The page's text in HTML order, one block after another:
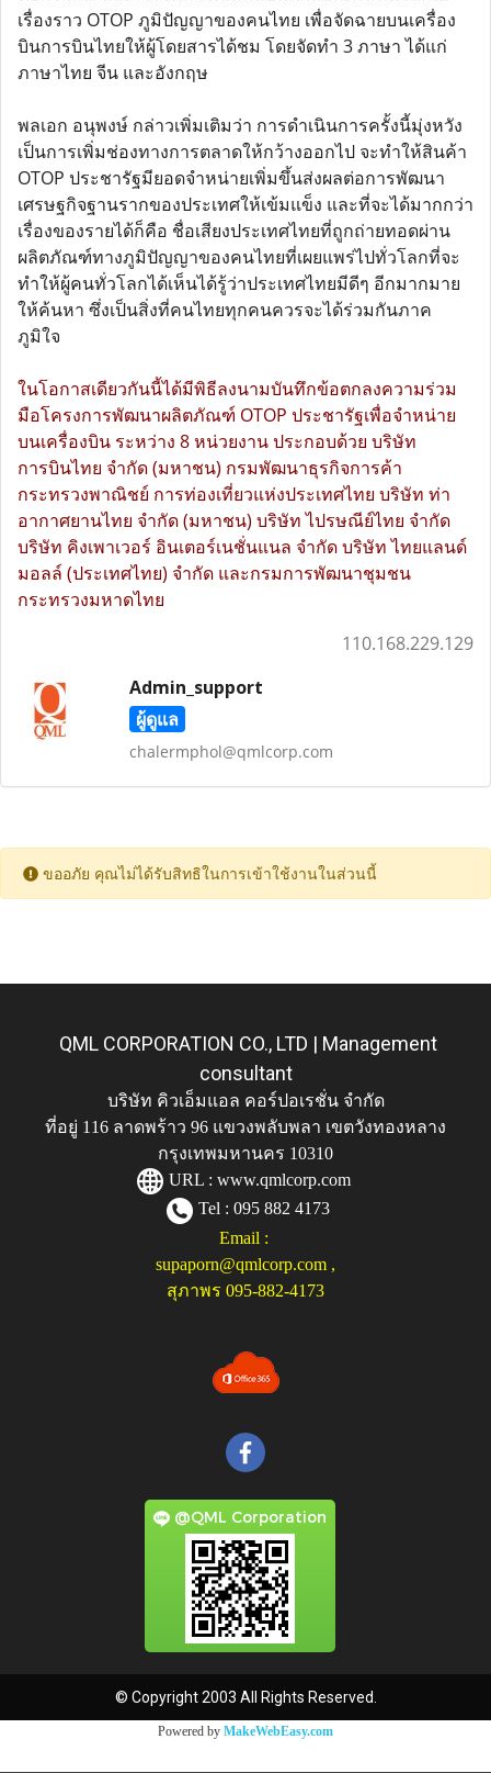
เรื่องราว OTOP ภูมิปัญญาของคนไทย เพื่อจัดฉายบนเครื่อง
บินการบินไทยให้ผู้โดยสารได้ชม โดยจัดทำ 3 ภาษา ได้แก่
ภาษาไทย จีน และอังกฤษ
พลเอก อนุพงษ์ กล่าวเพิ่มเติมว่า การดำเนินการครั้งนี้มุ่งหวัง
เป็นการเพิ่มช่องทางการตลาดให้กว้างออกไป จะทำให้สินค้า
OTOP ประชารัฐมียอดจำหน่ายเพิ่มขึ้นส่งผลต่อการพัฒนา
เศรษฐกิจฐานรากของประเทศให้เข้มแข็ง และที่จะได้มากกว่า
เรื่องของรายได้ก็คือ ชื่อเสียงประเทศไทยที่ถูกถ่ายทอดผ่าน
ผลิตภัณฑ์ทางภูมิปัญญาของคนไทยที่เผยแพร่ไปทั่วโลกที่จะ
ทำให้ผู้คนทั่วโลกได้เห็นได้รู้ว่าประเทศไทยมีดีๆ อีกมากมาย
ให้ค้นหา ซึ่งเป็นสิ่งที่คนไทยทุกคนควรจะได้ร่วมกันภาค
ภูมิใจ
ในโอกาสเดียวกันนี้ได้มีพิธีลงนามบันทึกข้อตกลงความร่วม
มือโครงการพัฒนาผลิตภัณฑ์ OTOP ประชารัฐเพื่อจำหน่าย
บนเครื่องบิน ระหว่าง 8 หน่วยงาน ประกอบด้วย บริษัท
การบินไทย จำกัด (มหาชน) กรมพัฒนาธุรกิจการค้า
กระทรวงพาณิชย์ การท่องเที่ยวแห่งประเทศไทย บริษัท ท่า
อากาศยานไทย จำกัด (มหาชน) บริษัท ไปรษณีย์ไทย จำกัด
บริษัท คิงเพาเวอร์ อินเตอร์เนชั่นแนล จำกัด บริษัท ไทยแลนด์
มอลล์ (ประเทศไทย) จำกัด และกรมการพัฒนาชุมชน
กระทรวงมหาดไทย
110.168.229.129
Admin_support
ผู้ดูแล
chalermphol@qmlcorp.com
ขออภัย คุณไม่ได้รับสิทธิในการเข้าใช้งานในส่วนนี้
QML CORPORATION CO., LTD | Management
consultant
บริษัท คิวเอ็มแอล คอร์ปอเรชั่น จำกัด
ที่อยู่ 116 ลาดพร้าว 96 แขวงพลับพลา เขตวังทองหลาง
กรุงเทพมหานคร 10310
URL : www.qmlcorp.com
Tel : 095 882 4173
Email :
supaporn@qmlcorp.com ,
สุภาพร 095-882-4173
@QML Corporation
© Copyright 2003 All Rights Reserved.
Powered by MakeWebEasy.com